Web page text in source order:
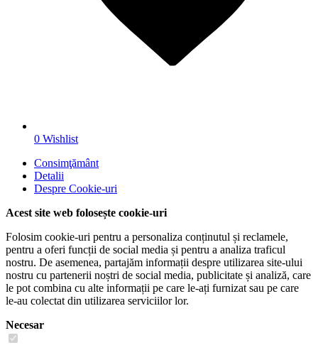
0 Wishlist
Consimţământ
Detalii
Despre Cookie-uri
Acest site web folosește cookie-uri
Folosim cookie-uri pentru a personaliza conținutul și reclamele,
pentru a oferi funcții de social media și pentru a analiza traficul
nostru. De asemenea, partajăm informații despre utilizarea site-ului
nostru cu partenerii noștri de social media, publicitate și analiză, care
le pot combina cu alte informații pe care le-ați furnizat sau pe care
le-au colectat din utilizarea serviciilor lor.
Necesar